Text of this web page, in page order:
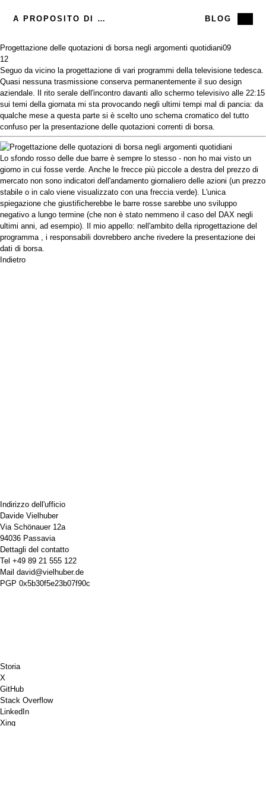
A PROPOSITO DI ME BLOG
Progettazione delle quotazioni di borsa negli argomenti quotidiani09
12
Seguo da vicino la progettazione di vari programmi della televisione tedesca.
Quasi nessuna trasmissione conserva permanentemente il suo design
aziendale. Il rito serale dell'incontro davanti allo schermo televisivo alle 22:15
sui temi della giornata mi sta provocando negli ultimi tempi mal di pancia: da
qualche mese a questa parte si è scelto uno schema cromatico del tutto
confuso per la presentazione delle quotazioni correnti di borsa.
Lo sfondo rosso delle due barre è sempre lo stesso - non ho mai visto un
giorno in cui fosse verde. Anche le frecce più piccole a destra del prezzo di
mercato non sono indicatori dell'andamento giornaliero delle azioni (un prezzo
stabile o in calo viene visualizzato con una freccia verde). L'unica
spiegazione che giustificherebbe le barre rosse sarebbe uno sviluppo
negativo a lungo termine (che non è stato nemmeno il caso del DAX negli
ultimi anni, ad esempio). Il mio appello: nell'ambito della riprogettazione del
programma , i responsabili dovrebbero anche rivedere la presentazione dei
dati di borsa.
Indietro
Indirizzo dell'ufficio
Davide Vielhuber
Via Schönauer 12a
94036 Passavia
Dettagli del contatto
Tel +49 89 21 555 122
Mail david@vielhuber.de
PGP 0x5b30f5e23b07f90c
Storia
X
GitHub
Stack Overflow
LinkedIn
Xing